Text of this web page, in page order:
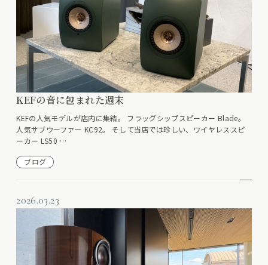
KEFの音に包まれた週末
KEFの人気モデルが店内に集結。 フラッグシップスピーカー Blade。
人気サブウーファー KC92。 そして当店では珍しい、ワイヤレススピ
ーカー LS50 …
ブログ
2026.03.23